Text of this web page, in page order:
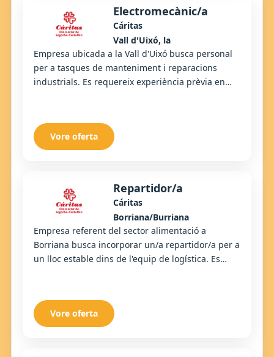
Electromecànic/a
Cáritas
Vall d'Uixó, la
Empresa ubicada a la Vall d'Uixó busca personal
per a tasques de manteniment i reparacions
industrials. Es requereix experiència prèvia en
Vore oferta
Repartidor/a
Cáritas
Borriana/Burriana
Empresa referent del sector alimentació a
Borriana busca incorporar un/a repartidor/a per a
un lloc estable dins de l'equip de logística. Es
Vore oferta